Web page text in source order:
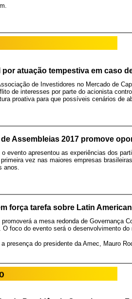
por atuação tempestiva em caso
de Investidores no Mercado de
de interesses por parte do acionista
proativa para que possíveis cenários de
Assembleias 2017 promove
o evento apresentou as experiências dos
vez nas maiores empresas
anos.
força tarefa sobre Latin
a mesa redonda de Governança
O foco do evento será o desenvolvimento do
presença do presidente da Amec, Mauro